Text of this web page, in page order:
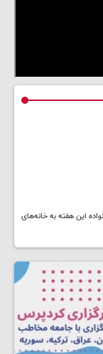
به سره‌کانی وارد مرحله اجرایی شد؛ ۵۰۰ خانواده این هفته به خانه‌های